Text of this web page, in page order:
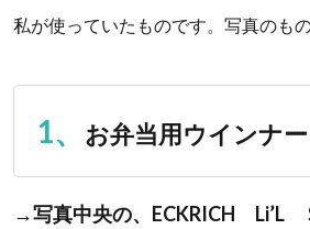
私が使っていたものです。写真のも
1、 お弁当用ウインナー
→写真中央の、ECKRICH Li’L